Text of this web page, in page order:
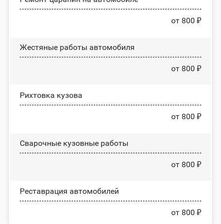
от 800 ₽
Жестяные работы автомобиля
от 800 ₽
Рихтовка кузова
от 800 ₽
Сварочные кузовные работы
от 800 ₽
Реставрация автомобилей
от 800 ₽